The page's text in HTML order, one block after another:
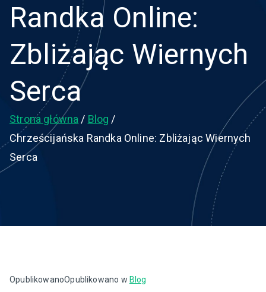
Randka Online:
Zbliżając Wiernych
Serca
Strona główna
Blog
Chrześcijańska Randka Online: Zbliżając Wiernych
Serca
OpublikowanoOpublikowano w Blog